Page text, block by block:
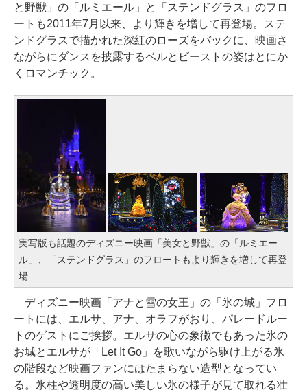
と野獣」の「ルミエール」と「ステンドグラス」のフロ
ートも2011年7月以来、より輝きを増して再登場。ステ
ンドグラスで描かれた深紅のローズをバックに、映画さ
ながらにダンスを披露するベルとビーストの姿はとにか
くロマンチック。
実写版も話題のディズニー映画「美女と野獣」の「ルミエー
ル」、「ステンドグラス」のフロートもより輝きを増して再登
場
ディズニー映画「アナと雪の女王」の「氷の城」フロ
ートには、エルサ、アナ、オラフがおり、パレードルー
トのゲストにご挨拶。エルサの心の象徴でもあった氷の
お城とエルサが「Let It Go」を歌いながら駆け上がる氷
の階段など映画ファンにはたまらない造型となってい
る。氷柱や透明度の高い美しい氷の様子が見て取れる壮